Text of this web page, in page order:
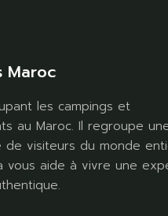
Maroc
les campings et
au Maroc. Il regroupe
de visiteurs du monde
vous aide à vivre une